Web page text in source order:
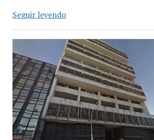
Seguir leyendoMacri
reunió
con
asociaciones
de
víctimas
de
violencia
de
género